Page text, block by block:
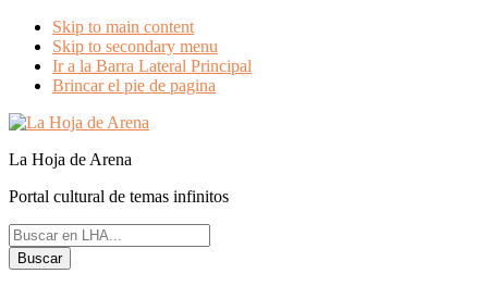
Skip to main content
Skip to secondary menu
Ir a la Barra Lateral Principal
Brincar el pie de pagina
La Hoja de Arena
Portal cultural de temas infinitos
Buscar
en
LHA...